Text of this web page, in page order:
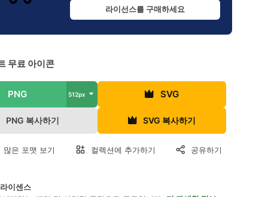
라이선스를 구매하세요
무료 아이콘
PNG 512px SVG
PNG 복사하기 SVG 복사하기
많은 포맷 보기 컬렉션에 추가하기 공유하기
이센스